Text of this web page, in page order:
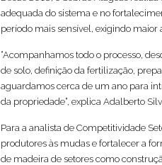
adequada do sistema e no
período mais sensível, exigindo
“Acompanhamos todo o processo,
de solo, definição da fertilização,
aguardamos cerca de um ano para
da propriedade”, explica Adalberto
Para a analista de Competitividade
produtores às mudas e fortalecer a
de madeira de setores como